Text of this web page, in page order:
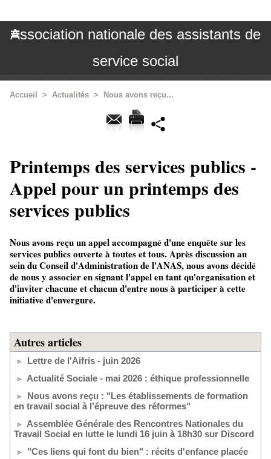
Association nationale des assistants de
service social
Accueil > Actualités > Nous avons reçu...
Printemps des services publics -
Appel pour un printemps des
services publics
Nous avons reçu un appel accompagné d'une enquête sur les
services publics ouverte à toutes et tous. Après discussion au
sein du Conseil d'Administration de l'ANAS, nous avons décidé
de nous y associer en signant l'appel en tant qu'organisation et
d'inviter chacune et chacun d'entre nous à participer à cette
initiative d'envergure.
Autres articles
Lettre de l'Aifris - juin 2026
Actualité Sociale - mai 2026 : éthique professionnelle
Nous avons reçu : "Les établissements de formation
en travail social à l’épreuve des réformes"
Assemblée Générale des Rencontres Nationales du
Travail Social en lutte le lundi 16 juin à 18h30 sur Discord
"Ces liens qui font du bien" : récits d'enfance placée